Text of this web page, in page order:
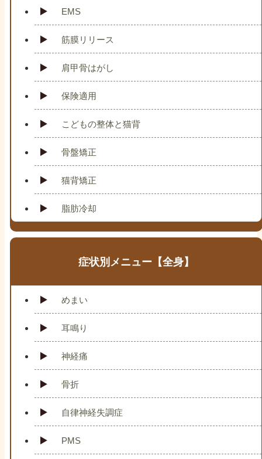
EMS
筋膜リリース
肩甲骨はがし
保険適用
こどもの整体と猫背
骨盤矯正
猫背矯正
脂肪冷却
症状別メニュー【全身】
めまい
耳鳴り
神経痛
骨折
自律神経失調症
PMS